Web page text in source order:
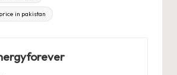
in pakistan